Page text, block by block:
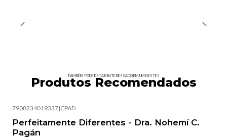
TAMBÉM PODE ESTAR INTERESSADO EM UM DESTES
Produtos Recomendados
7908234019337|CPAD
Perfeitamente Diferentes - Dra. Nohemí C.
Pagán